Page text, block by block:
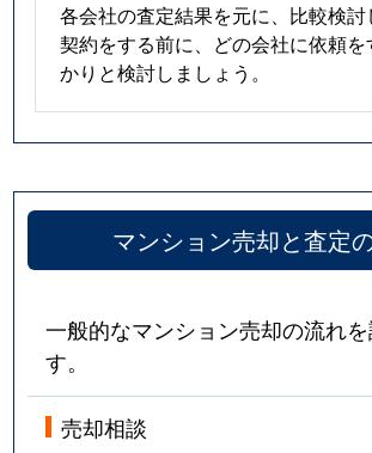
各会社の査定結果を元に、比較検討
契約をする前に、どの会社に依頼を
かりと検討しましょう。
マンション売却と査定
一般的なマンション売却の流れを
す。
売却相談